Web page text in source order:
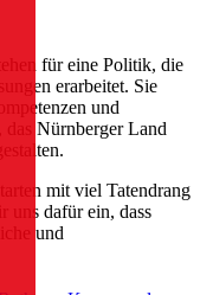
für eine Politik, die
erarbeitet. Sie
und
das Nürnberger Land
mit viel Tatendrang
uns dafür ein, dass
und